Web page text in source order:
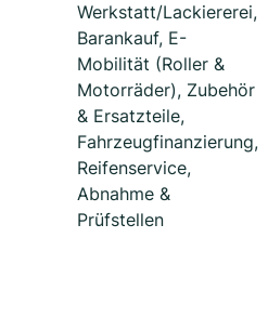
Werkstatt/Lackiererei,
Barankauf, E-
Mobilität (Roller &
Motorräder), Zubehör
& Ersatzteile,
Fahrzeugfinanzierung,
Reifenservice,
Abnahme &
Prüfstellen